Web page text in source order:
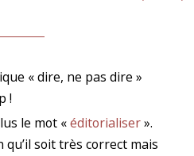
« dire, ne pas dire »
!
le mot «éditorialiser».
qu’il soit très correct mais